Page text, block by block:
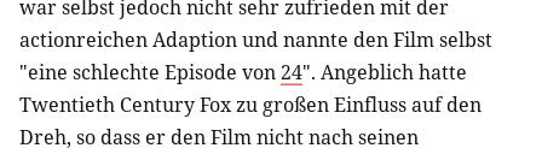
war selbst jedoch nicht sehr zufrieden mit der
actionreichen Adaption und nannte den Film selbst
"eine schlechte Episode von24". Angeblich hatte
Twentieth Century Fox zu großen Einfluss auf den
Dreh, so dass er den Film nicht nach seinen